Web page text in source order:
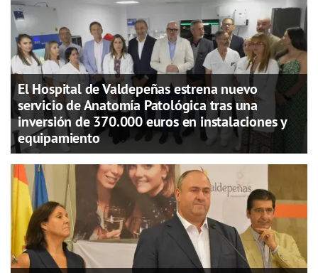
El Hospital de Valdepeñas estrena nuevo
servicio de Anatomía Patológica tras una
inversión de 370.000 euros en instalaciones y
equipamiento